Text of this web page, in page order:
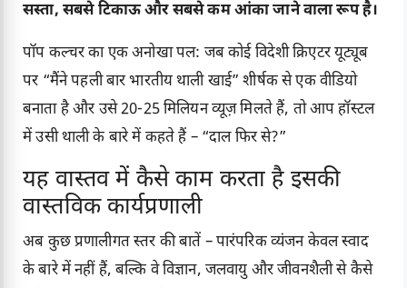
सस्ता, सबसे टिकाऊ और सबसे कम आंका जाने वाला रूप है।
पॉप कल्चर का एक अनोखा पल: जब कोई विदेशी क्रिएटर यूट्यूब
पर “मैंने पहली बार भारतीय थाली खाई” शीर्षक से एक वीडियो
बनाता है और उसे 20-25 मिलियन व्यूज़ मिलते हैं, तो आप हॉस्टल
में उसी थाली के बारे में कहते हैं – “दाल फिर से?”
यह वास्तव में कैसे काम करता है इसकी
वास्तविक कार्यप्रणाली
अब कुछ प्रणालीगत स्तर की बातें – पारंपरिक व्यंजन केवल स्वाद
के बारे में नहीं हैं, बल्कि वे विज्ञान, जलवायु और जीवनशैली से कैसे